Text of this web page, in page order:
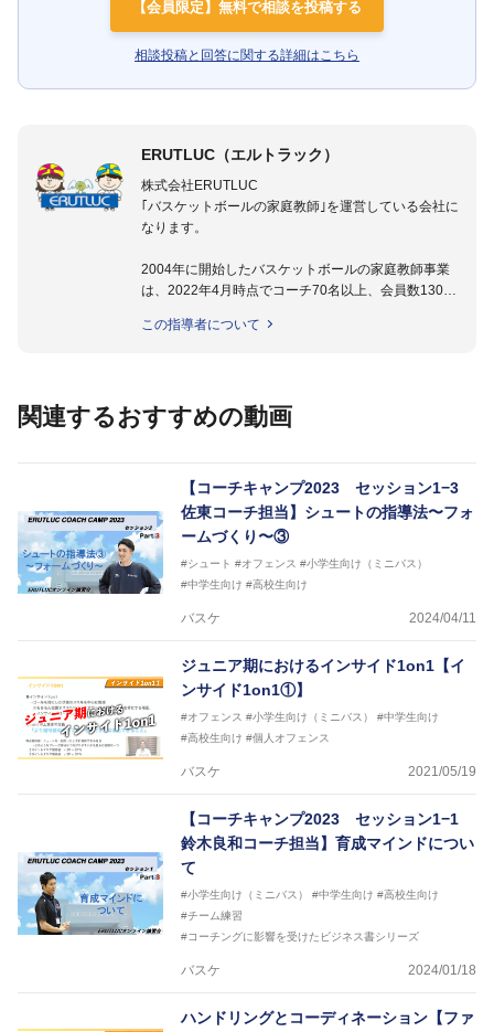
【会員限定】無料で相談を投稿する
相談投稿と回答に関する詳細はこちら
ERUTLUC（エルトラック）
株式会社ERUTLUC
｢バスケットボールの家庭教師｣を運営している会社に
なります。
2004年に開始したバスケットボールの家庭教師事業
は、2022年4月時点でコーチ70名以上、会員数1300
指導実績多数・各地講習会なども担当しており、「は
など多くの書籍・DVDも監修しています。
2016年U12ナショナルキャンプヘッドコーチ
2016年U13ナショナルキャンプヘッドコーチ
2016年男子日本代表サポートコーチ
2017年U12ナショナルキャンプヘッドコーチ
2017年U13ナショナルキャンプヘッドコーチ
2017年男子日本代表サポートコーチ
リーコーチ
2018年U13ナショナルキャンプヘッドコーチ
2018年～2021年男子日本代表サポートコーチ
2021年～女子日本代表アシスタントコーチ
この指導者について
関連するおすすめの動画
【コーチキャンプ2023 セッション1−3
佐東コーチ担当】シュートの指導法〜フォ
ームづくり〜③
#シュート #オフェンス #小学生向け（ミニバス）
#中学生向け #高校生向け
バスケ 2024/04/11
ジュニア期におけるインサイド1on1【イ
ンサイド1on1①】
#オフェンス #小学生向け（ミニバス）
#中学生向け
#高校生向け #個人オフェンス
バスケ 2021/05/19
【コーチキャンプ2023 セッション1−1
鈴木良和コーチ担当】育成マインドについ
て
#小学生向け（ミニバス） #中学生向け #高校生向け
#チーム練習
#コーチングに影響を受けたビジネス書シリーズ
バスケ 2024/01/18
ハンドリングとコーディネーション【ファ